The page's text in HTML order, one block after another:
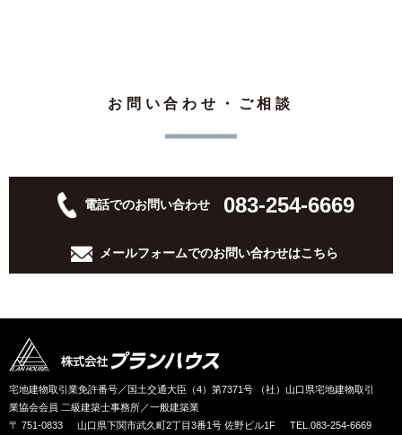
お問い合わせ・ご相談
電話でのお問い合わせ 083-254-6669
メールフォームでのお問い合わせはこちら
宅地建物取引業免許番号／国土交通大臣（4）第7371号 （社）山口県宅地建物取引
業協会会員 二級建築士事務所／一般建築業
〒 751-0833
山口県下関市武久町2丁目3番1号 佐野ビル1F TEL.083-254-6669